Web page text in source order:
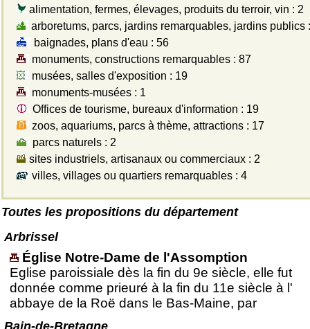
alimentation, fermes, élevages, produits du terroir, vin : 2
arboretums, parcs, jardins remarquables, jardins publics
baignades, plans d'eau : 56
monuments, constructions remarquables : 87
musées, salles d'exposition : 19
monuments-musées : 1
Offices de tourisme, bureaux d'information : 19
zoos, aquariums, parcs à thème, attractions : 17
parcs naturels : 2
sites industriels, artisanaux ou commerciaux : 2
villes, villages ou quartiers remarquables : 4
Toutes les propositions du département
Arbrissel
Église Notre-Dame de l'Assomption
Eglise paroissiale dès la fin du 9e siècle, elle fut
donnée comme prieuré à la fin du 11e siècle à l'
abbaye de la Roë dans le Bas-Maine, par
Bain-de-Bretagne